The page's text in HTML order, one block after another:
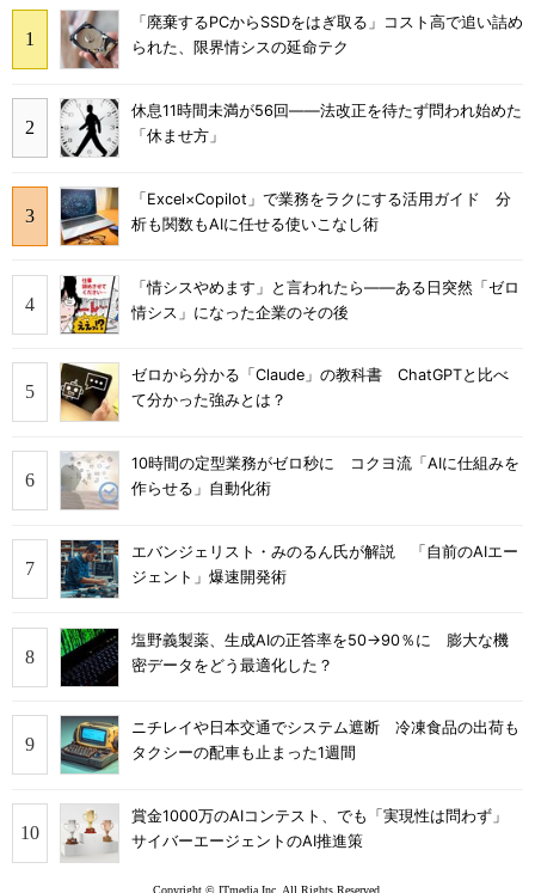
「廃棄するPCからSSDをはぎ取る」コスト高で追い詰め
られた、限界情シスの延命テク
休息11時間未満が56回――法改正を待たず問われ始めた
「休ませ方」
「Excel×Copilot」で業務をラクにする活用ガイド 分
析も関数もAIに任せる使いこなし術
「情シスやめます」と言われたら――ある日突然「ゼロ
情シス」になった企業のその後
ゼロから分かる「Claude」の教科書 ChatGPTと比べ
て分かった強みとは？
10時間の定型業務がゼロ秒に コクヨ流「AIに仕組みを
作らせる」自動化術
エバンジェリスト・みのるん氏が解説 「自前のAIエー
ジェント」爆速開発術
塩野義製薬、生成AIの正答率を50→90％に 膨大な機
密データをどう最適化した？
ニチレイや日本交通でシステム遮断 冷凍食品の出荷も
タクシーの配車も止まった1週間
賞金1000万のAIコンテスト、でも「実現性は問わず」
サイバーエージェントのAI推進策
Copyright © ITmedia Inc. All Rights Reserved.